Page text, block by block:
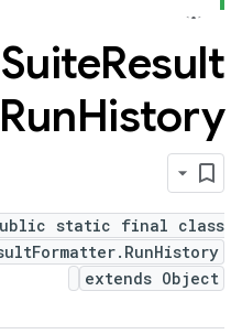
SuiteResult
RunHistory
static final class
extends Object